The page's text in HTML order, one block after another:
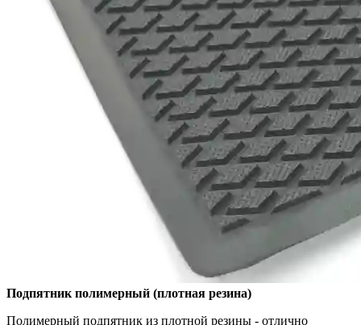
Подпятник полимерный (плотная резина)
Полимерный подпятник из плотной резины - отлично